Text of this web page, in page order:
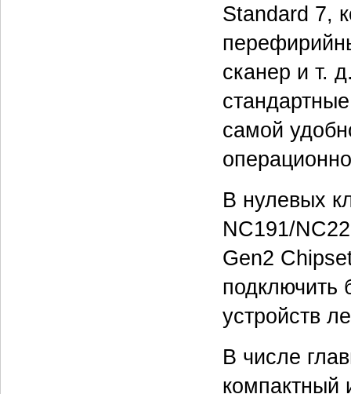
Standard 7,
сканер и т.
самой
В нулевых
NC191/
Gen2
подключить
устройств
В числе
компактный